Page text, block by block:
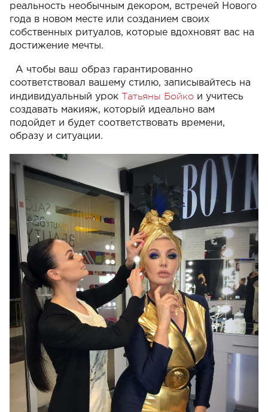
реальность необычным декором, встречей Нового
года в новом месте или созданием своих
собственных ритуалов, которые вдохновят вас на
достижение мечты.
А чтобы ваш образ гарантированно
соответствовал вашему стилю, записывайтесь на
индивидуальный урок Татьяны Бойко и учитесь
создавать макияж, который идеально вам
подойдет и будет соответствовать времени,
образу и ситуации.